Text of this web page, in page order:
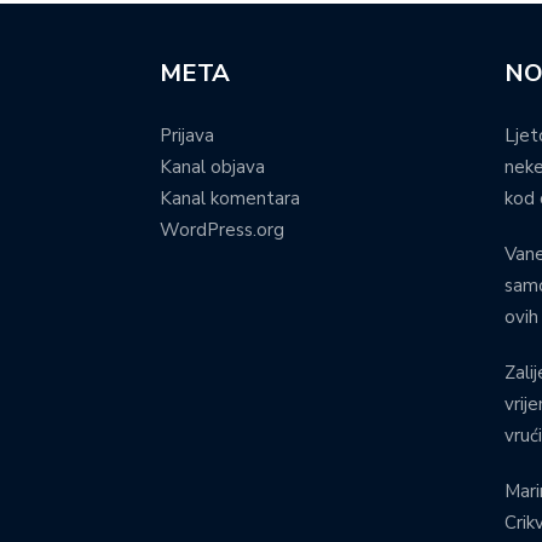
META
Prijava
Kanal objava
Kanal komentara
WordPress.org
kod
ovih